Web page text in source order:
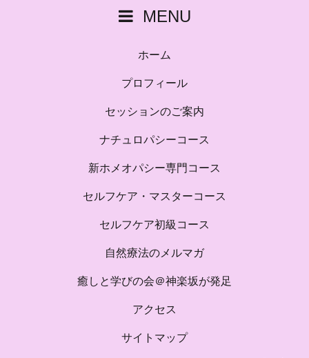
MENU
ホーム
プロフィール
セッションのご案内
ナチュロパシーコース
新ホメオパシー専門コース
セルフケア・マスターコース
セルフケア初級コース
自然療法のメルマガ
癒しと学びの会＠神楽坂が発足
アクセス
サイトマップ